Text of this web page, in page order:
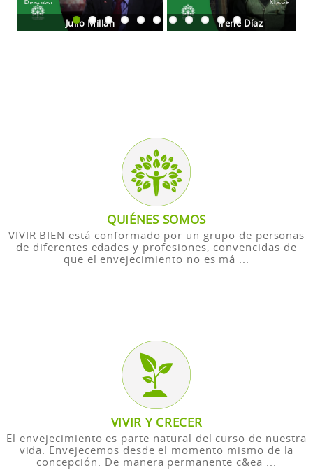
Julio Millán Irene Díaz
Previous Next
QUIÉNES SOMOS
VIVIR BIEN está conformado por un grupo de personas
de diferentes edades y profesiones, convencidas de
que el envejecimiento no es má ...
VIVIR Y CRECER
El envejecimiento es parte natural del curso de nuestra
vida. Envejecemos desde el momento mismo de la
concepción. De manera permanente c&ea ...